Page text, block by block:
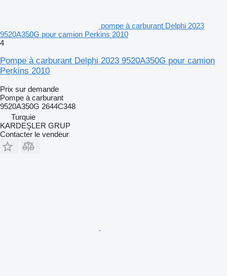
pompe à carburant Delphi 2023
9520A350G pour camion Perkins 2010
4
Pompe à carburant Delphi 2023 9520A350G pour camion
Perkins 2010
Prix sur demande
Pompe à carburant
9520A350G 2644C348
Turquie
KARDEŞLER GRUP
Contacter le vendeur